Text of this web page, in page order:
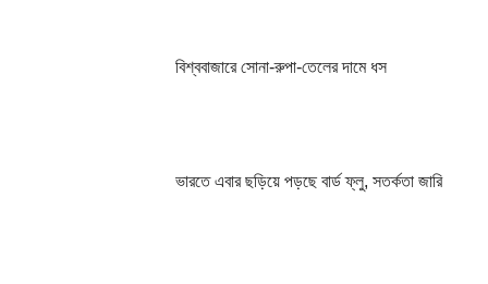
বিশ্ববাজারে সোনা-রুপা-তেলের দামে ধস
ভারতে এবার ছড়িয়ে পড়ছে বার্ড ফ্লু, সতর্কতা জারি